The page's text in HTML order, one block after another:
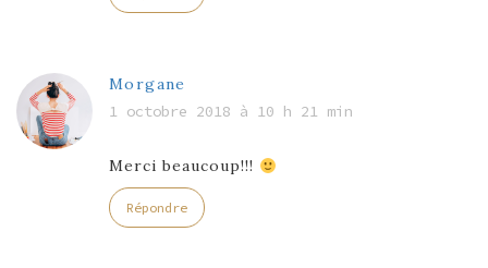
Morgane
1 octobre 2018 à 10 h 21 min
Merci beaucoup!!!
Répondre